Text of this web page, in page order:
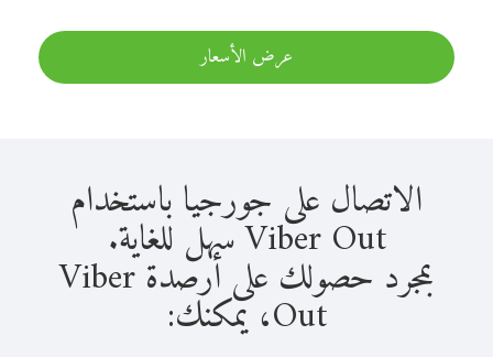
عرض الأسعار
الاتصال على جورجيا باستخدام
Viber Out سهل للغاية.
بمجرد حصولك على أرصدة Viber
Out، يمكنك: